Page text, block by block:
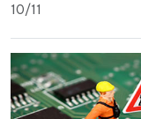
10/11